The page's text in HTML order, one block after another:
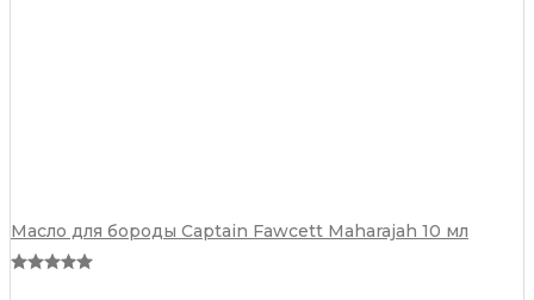
Масло для бороды Captain Fawcett Maharajah 10 мл